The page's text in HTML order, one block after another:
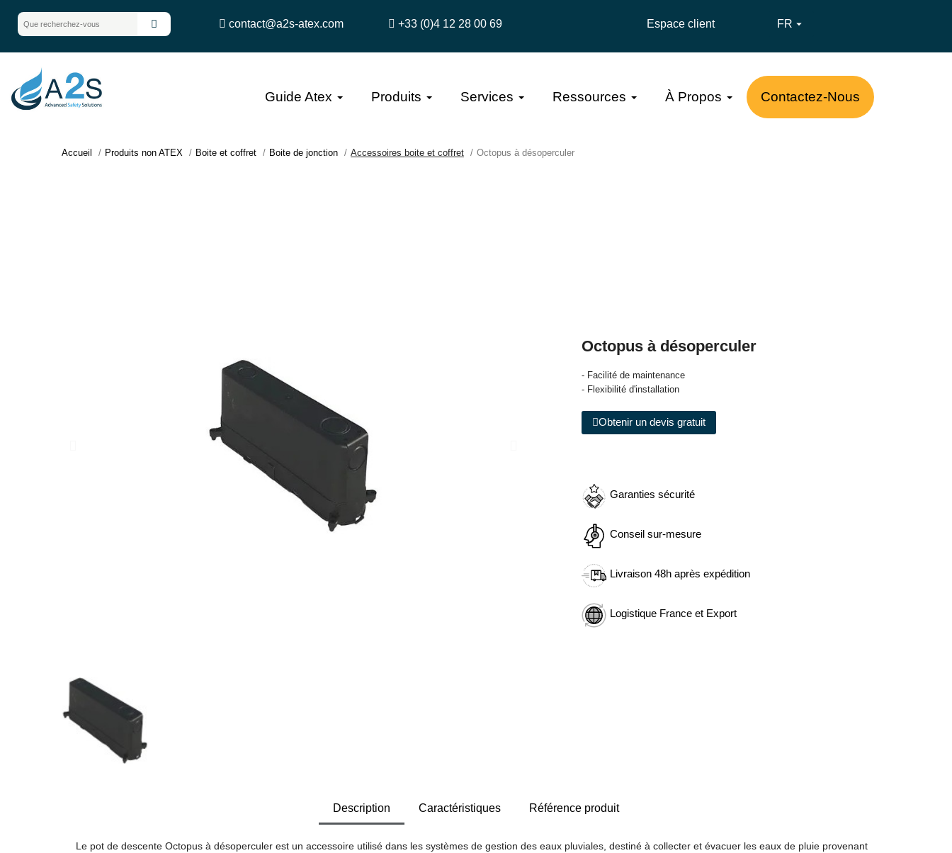
contact@a2s-atex.com +33 (0)4 12 28 00 69 Espace client FR 
Guide Atex Produits Services Ressources À Propos Contactez-Nous
Accueil Produits non ATEX Boite et coffret Boite de jonction Accessoires boite et coffret Octopus à désoperculer
Octopus à désoperculer
- Facilité de maintenance
- Flexibilité d'installation
Obtenir un devis gratuit
Garanties sécurité
Conseil sur-mesure
Livraison 48h après expédition
Logistique France et Export
Description Caractéristiques Référence produit
Le pot de descente Octopus à désoperculer est un accessoire utilisé dans les systèmes de gestion des eaux pluviales, destiné à collecter et évacuer les eaux de pluie provenant